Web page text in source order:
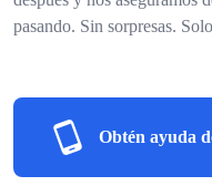
pasando. Sin sorpresas.
Obtén ayuda